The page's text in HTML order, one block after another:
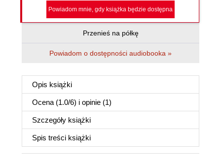
Powiadom mnie, gdy książka będzie dostępna
Przenieś na półkę
Powiadom o dostępności audiobooka »
Opis książki
Ocena (1.0/6) i opinie (1)
Szczegóły książki
Spis treści książki